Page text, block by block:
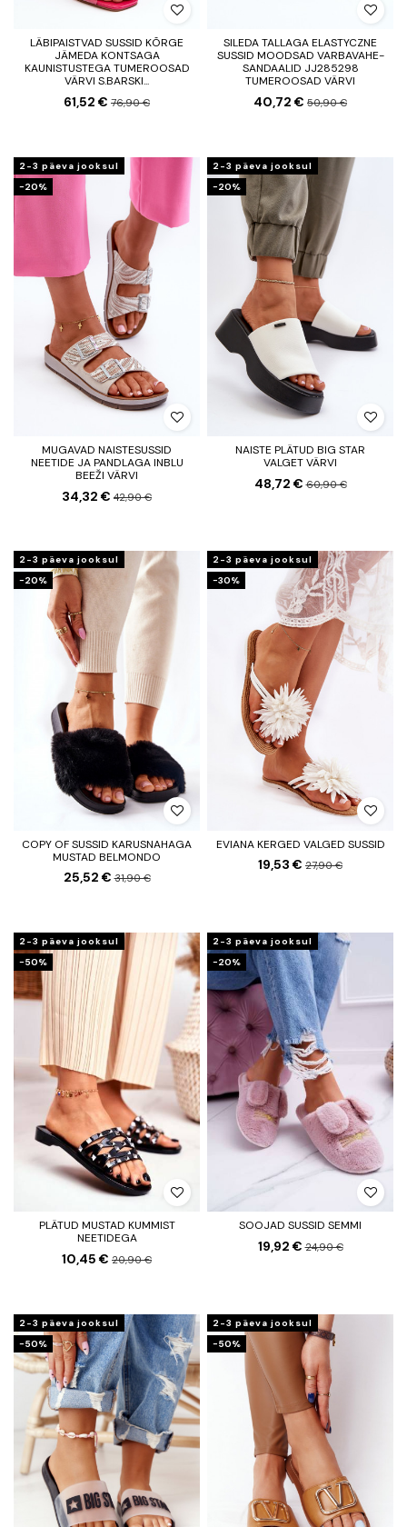
LÄBIPAISTVAD SUSSID KÕRGE
JÄMEDA KONTSAGA
KAUNISTUSTEGA TUMEROOSAD
VÄRVI S.BARSKI...
61,52 € 76,90 €
SILEDA TALLAGA ELASTYCZNE
SUSSID MOODSAD VARBAVAHE-
SANDAALID JJ285298
TUMEROOSAD VÄRVI
40,72 € 50,90 €
2-3 päeva jooksul
−20%
MUGAVAD NAISTESUSSID
NEETIDE JA PANDLAGA INBLU
BEEŽI VÄRVI
34,32 € 42,90 €
2-3 päeva jooksul
−20%
NAISTE PLÄTUD BIG STAR
VALGET VÄRVI
48,72 €60,90 €
2-3 päeva jooksul
−20%
COPY OF SUSSID KARUSNAHAGA
MUSTAD BELMONDO
25,52 €31,90 €
2-3 päeva jooksul
−30%
EVIANA KERGED VALGED SUSSID
19,53 € 27,90 €
2-3 päeva jooksul
−50%
PLÄTUD MUSTAD KUMMIST
NEETIDEGA
10,45 € 20,90 €
2-3 päeva jooksul
−20%
SOOJAD SUSSID SEMMI
19,92 €24,90 €
2-3 päeva jooksul
−50%
2-3 päeva jooksul
−50%